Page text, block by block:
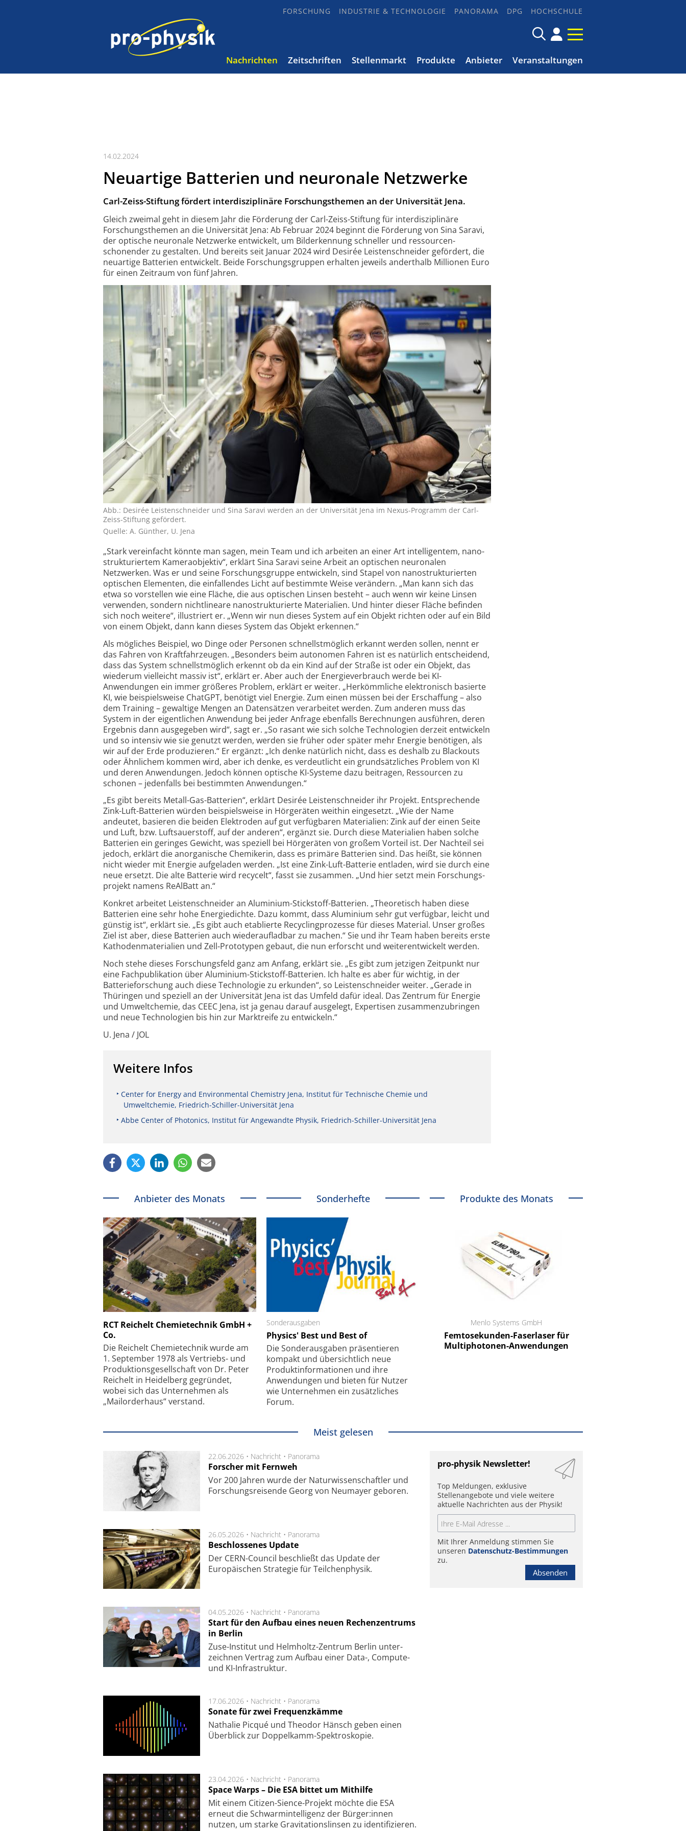
FORSCHUNG INDUSTRIE & TECHNOLOGIE PANORAMA DPG HOCHSCHULE
Nachrichten Zeitschriften Stellenmarkt Produkte Anbieter Veranstaltungen
14.02.2024
Neuartige Batterien und neuronale Netzwerke
Carl-Zeiss-Stiftung fördert interdisziplinäre Forschungsthemen an der Universität Jena.
Gleich zweimal geht in diesem Jahr die Förderung der Carl-Zeiss-Stiftung für inter­disziplinäre
Forschungsthemen an die Universität Jena: Ab Februar 2024 beginnt die Förderung von Sina Saravi,
der optische neuronale Netzwerke entwickelt, um Bilderkennung schneller und ressourcen­
schonender zu gestalten. Und bereits seit Januar 2024 wird Desirée Leistenschneider gefördert, die
neuartige Batterien entwickelt. Beide Forschungs­gruppen erhalten jeweils anderthalb Millionen Euro
für einen Zeitraum von fünf Jahren.
Abb.: Desirée Leistenschneider und Sina Saravi werden an der Universität Jena im Nexus-Programm der Carl-
Zeiss-Stiftung gefördert.
Quelle: A. Günther, U. Jena
„Stark vereinfacht könnte man sagen, mein Team und ich arbeiten an einer Art intelligentem, nano­
strukturiertem Kamera­objektiv“, erklärt Sina Saravi seine Arbeit an optischen neuronalen
Netzwerken. Was er und seine Forschungsgruppe entwickeln, sind Stapel von nano­strukturierten
optischen Elementen, die einfallendes Licht auf bestimmte Weise verändern. „Man kann sich das
etwa so vorstellen wie eine Fläche, die aus optischen Linsen besteht – auch wenn wir keine Linsen
verwenden, sondern nicht­lineare nano­strukturierte Materialien. Und hinter dieser Fläche befinden
sich noch weitere“, illustriert er. „Wenn wir nun dieses System auf ein Objekt richten oder auf ein Bild
von einem Objekt, dann kann dieses System das Objekt erkennen.“
Als mögliches Beispiel, wo Dinge oder Personen schnellst­möglich erkannt werden sollen, nennt er
das Fahren von Kraft­fahrzeugen. „Besonders beim autonomen Fahren ist es natürlich entscheidend,
dass das System schnellst­möglich erkennt ob da ein Kind auf der Straße ist oder ein Objekt, das
wiederum vielleicht massiv ist“, erklärt er. Aber auch der Energie­verbrauch werde bei KI-
Anwendungen ein immer größeres Problem, erklärt er weiter. „Herkömm­liche elektronisch basierte
KI, wie beispiels­weise ChatGPT, benötigt viel Energie. Zum einen müssen bei der Erschaffung – also
dem Training – gewaltige Mengen an Daten­sätzen verarbeitet werden. Zum anderen muss das
System in der eigentlichen Anwendung bei jeder Anfrage ebenfalls Berechnungen ausführen, deren
Ergebnis dann ausgegeben wird“, sagt er. „So rasant wie sich solche Techno­logien derzeit entwickeln
und so intensiv wie sie genutzt werden, werden sie früher oder später mehr Energie benötigen, als
wir auf der Erde produzieren.“ Er ergänzt: „Ich denke natürlich nicht, dass es deshalb zu Blackouts
oder Ähnlichem kommen wird, aber ich denke, es verdeutlicht ein grundsätzliches Problem von KI
und deren Anwendungen. Jedoch können optische KI-Systeme dazu beitragen, Ressourcen zu
schonen – jedenfalls bei bestimmten Anwendungen.“
„Es gibt bereits Metall-Gas-Batterien“, erklärt Desirée Leisten­schneider ihr Projekt. Entsprechende
Zink-Luft-Batterien würden beispiels­weise in Hörgeräten weithin eingesetzt. „Wie der Name
andeutet, basieren die beiden Elektroden auf gut verfügbaren Materialien: Zink auf der einen Seite
und Luft, bzw. Luft­sauerstoff, auf der anderen“, ergänzt sie. Durch diese Materialien haben solche
Batterien ein geringes Gewicht, was speziell bei Hörgeräten von großem Vorteil ist. Der Nachteil sei
jedoch, erklärt die anorganische Chemikerin, dass es primäre Batterien sind. Das heißt, sie können
nicht wieder mit Energie aufgeladen werden. „Ist eine Zink-Luft-Batterie entladen, wird sie durch eine
neue ersetzt. Die alte Batterie wird recycelt“, fasst sie zusammen. „Und hier setzt mein Forschungs­
projekt namens ReAlBatt an.“
Konkret arbeitet Leisten­schneider an Aluminium-Stickstoff-Batterien. „Theoretisch haben diese
Batterien eine sehr hohe Energiedichte. Dazu kommt, dass Aluminium sehr gut verfügbar, leicht und
günstig ist“, erklärt sie. „Es gibt auch etablierte Recycling­prozesse für dieses Material. Unser großes
Ziel ist aber, diese Batterien auch wieder­aufladbar zu machen.“ Sie und ihr Team haben bereits erste
Kathoden­materialien und Zell-Prototypen gebaut, die nun erforscht und weiter­entwickelt werden.
Noch stehe dieses Forschungs­feld ganz am Anfang, erklärt sie. „Es gibt zum jetzigen Zeitpunkt nur
eine Fachpublikation über Aluminium-Stickstoff-Batterien. Ich halte es aber für wichtig, in der
Batterie­forschung auch diese Technologie zu erkunden“, so Leistenschneider weiter. „Gerade in
Thüringen und speziell an der Universität Jena ist das Umfeld dafür ideal. Das Zentrum für Energie
und Umweltchemie, das CEEC Jena, ist ja genau darauf ausgelegt, Expertisen zusammen­zubringen
und neue Technologien bis hin zur Marktreife zu entwickeln.“
U. Jena / JOL
Weitere Infos
Center for Energy and Environmental Chemistry Jena, Institut für Technische Chemie und
Umweltchemie, Friedrich-Schiller-Universität Jena
Abbe Center of Photonics, Institut für Angewandte Physik, Friedrich-Schiller-Universität Jena
Anbieter des Monats
RCT Reichelt Chemietechnik GmbH +
Co.
Die Reichelt Chemietechnik wurde am
1. September 1978 als Vertriebs- und
Produktionsgesellschaft von Dr. Peter
Reichelt in Heidelberg gegründet,
wobei sich das Unternehmen als
„Mailorderhaus“ verstand.
Sonderhefte
Sonderausgaben
Physics' Best und Best of
Die Sonder­ausgaben präsentieren
kompakt und übersichtlich neue
Produkt­informationen und ihre
Anwendungen und bieten für Nutzer
wie Unternehmen ein zusätzliches
Forum.
Produkte des Monats
Schäfter + Kirchhoff GmbH
Feinfokussierungsmechanismus
Elektronenmikroskopie auf
kleinstem Raum
Menlo Systems GmbH
Femtosekunden-Faserlaser für
Multiphotonen-Anwendungen
Meist gelesen
22.06.2026 • Nachricht • Panorama
Forscher mit Fernweh
Vor 200 Jahren wurde der Naturwissenschaftler und
Forschungsreisende Georg von Neumayer geboren.
26.05.2026 • Nachricht • Panorama
Beschlossenes Update
Der CERN-Council beschließt das Update der
Europäischen Strategie für Teilchenphysik.
04.05.2026 • Nachricht • Panorama
Start für den Aufbau eines neuen Rechenzentrums
in Berlin
Zuse-Insti­tut und Helm­holtz-Zen­trum Ber­lin un­ter­
zeich­nen Ver­trag zum Auf­bau einer Data-, Compute-
und KI-Infra­struk­tur.
17.06.2026 • Nachricht • Panorama
Sonate für zwei Frequenzkämme
Nathalie Picqué und Theodor Hänsch geben einen
Überblick zur Doppelkamm-Spektroskopie.
23.04.2026 • Nachricht • Panorama
Space Warps – Die ESA bittet um Mithilfe
Mit einem Citizen-Sience-Projekt möchte die ESA
erneut die Schwarmintelligenz der Bürger:innen
nutzen, um starke Gravitationslinsen zu identifizieren.
pro-physik Newsletter!
Top Meldungen, exklusive
Stellenangebote und viele weitere
aktuelle Nachrichten aus der Physik!
Mit Ihrer Anmeldung stimmen Sie
unseren Datenschutz-Bestimmungen
zu.
Absenden